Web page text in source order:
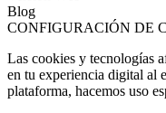
Blog
CONFIGURACIÓN DE
Las cookies y tecnologías
en tu experiencia digital al
plataforma, hacemos uso